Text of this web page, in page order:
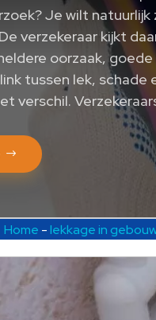
Je wilt
verzekeraar kijkt
oorzaak,
tussen lek, schade
verschil.
Home -lekkage in